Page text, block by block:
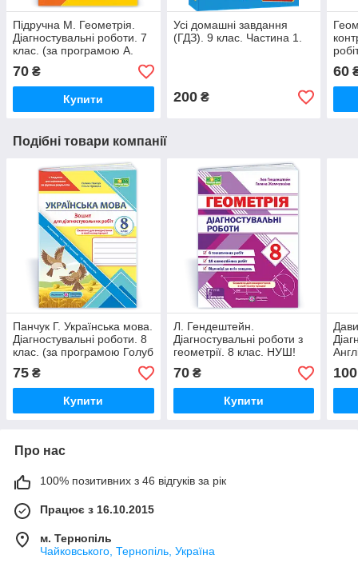
Підручна М. Геометрія.
Діагностувальні роботи. 7
клас. (за програмою А.
Мерзляк). НУШ.
70 ₴
Купити
Усі домашні завдання
(ГДЗ). 9 клас. Частина 1.
200₴
60
Подібні товари компанії
Панчук Г. Українська мова.
Діагностувальні роботи. 8
клас. (за програмою Голуб
75 ₴
Купити
Л. Гендештейн.
Діагностувальні роботи з
геометрії. 8 клас. НУШ!
70₴
Купити
100
Про нас
100% позитивних з 46 відгуків за рік
Працює з 16.10.2015
м. Тернопіль
Чайковського, Тернопіль, Україна